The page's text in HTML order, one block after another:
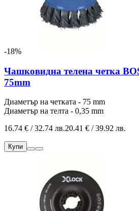
-18%
Чашковидна телена четка
75mm
Диаметър на четката - 75 mm
Диаметър на телта - 0,35 mm
16.74 € / 32.74 лв.20.41 € / 39.92 лв.
Купи